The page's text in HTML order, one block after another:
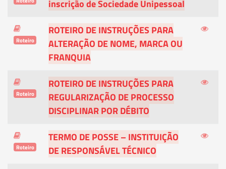
inscrição de Sociedade Unipessoal
Roteiro
ROTEIRO DE INSTRUÇÕES PARA
ALTERAÇÃO DE NOME, MARCA OU
FRANQUIA
Roteiro
ROTEIRO DE INSTRUÇÕES PARA
REGULARIZAÇÃO DE PROCESSO
DISCIPLINAR POR DÉBITO
Roteiro
TERMO DE POSSE – INSTITUIÇÃO
DE RESPONSÁVEL TÉCNICO